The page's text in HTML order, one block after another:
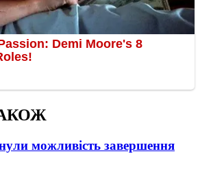
можливість завершення